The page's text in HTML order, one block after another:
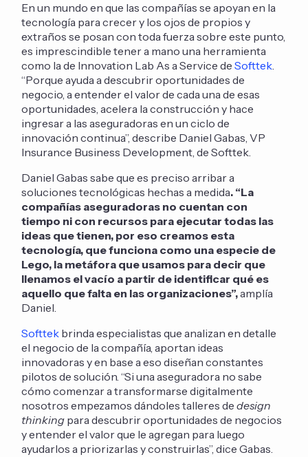
En un mundo en que las compañías se apoyan en la
tecnología para crecer y los ojos de propios y
extraños se posan con toda fuerza sobre este punto,
es imprescindible tener a mano una herramienta
como la de Innovation Lab As a Service deSofttek.
“Porque ayuda a descubrir oportunidades de
negocio, a entender el valor de cada una de esas
oportunidades, acelera la construcción y hace
ingresar a las aseguradoras en un ciclo de
innovación continua”, describe Daniel Gabas, VP
Insurance Business Development, de Softtek.
Daniel Gabas sabe que es preciso arribar a
soluciones tecnológicas hechas a medida. “La
compañías aseguradoras no cuentan con
tiempo ni con recursos para ejecutar todas las
ideas que tienen, por eso creamos esta
tecnología, que funciona como una especie de
Lego, la metáfora que usamos para decir que
llenamos el vacío a partir de identificar qué es
aquello que falta en las organizaciones”,amplía
Daniel.
Softtek brinda especialistas que analizan en detalle
el negocio de la compañía, aportan ideas
innovadoras y en base a eso diseñan constantes
pilotos de solución. “Si una aseguradora no sabe
cómo comenzar a transformarse digitalmente
nosotros empezamos dándoles talleres dedesign
thinking para descubrir oportunidades de negocios
y entender el valor que le agregan para luego
ayudarlos a priorizarlas y construirlas”, dice Gabas.